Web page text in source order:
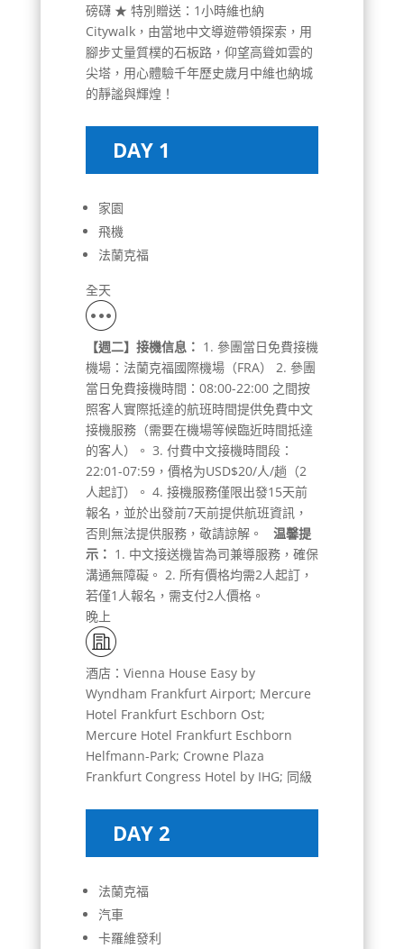
磅礴 ★ 特別贈送：1小時維也納
Citywalk，由當地中文導遊帶領探索，用
腳步丈量質樸的石板路，仰望高聳如雲的
尖塔，用心體驗千年歷史歲月中維也納城
的靜謐與輝煌！
DAY 1
家園
飛機
法蘭克福
全天
【週二】接機信息： 1. 參團當日免費接機
機場：法蘭克福國際機場（FRA） 2. 參團
當日免費接機時間：08:00-22:00 之間按
照客人實際抵達的航班時間提供免費中文
接機服務（需要在機場等候臨近時間抵達
的客人）。 3. 付費中文接機時間段：
22:01-07:59，價格为USD$20/人/趟（2
人起訂）。 4. 接機服務僅限出發15天前
報名，並於出發前7天前提供航班資訊，
否則無法提供服務，敬請諒解。 温馨提
示： 1. 中文接送機皆為司兼導服務，確保
溝通無障礙。 2. 所有價格均需2人起訂，
若僅1人報名，需支付2人價格。
晚上
酒店：Vienna House Easy by
Wyndham Frankfurt Airport; Mercure
Hotel Frankfurt Eschborn Ost;
Mercure Hotel Frankfurt Eschborn
Helfmann-Park; Crowne Plaza
Frankfurt Congress Hotel by IHG; 同級
DAY 2
法蘭克福
汽車
卡羅維發利